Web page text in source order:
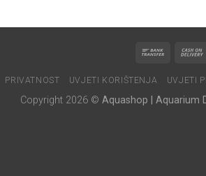
PRIVATNOST UVJETI KORIŠTENJA UVJETI
Copyright 2026 © Aquashop | Aquarium